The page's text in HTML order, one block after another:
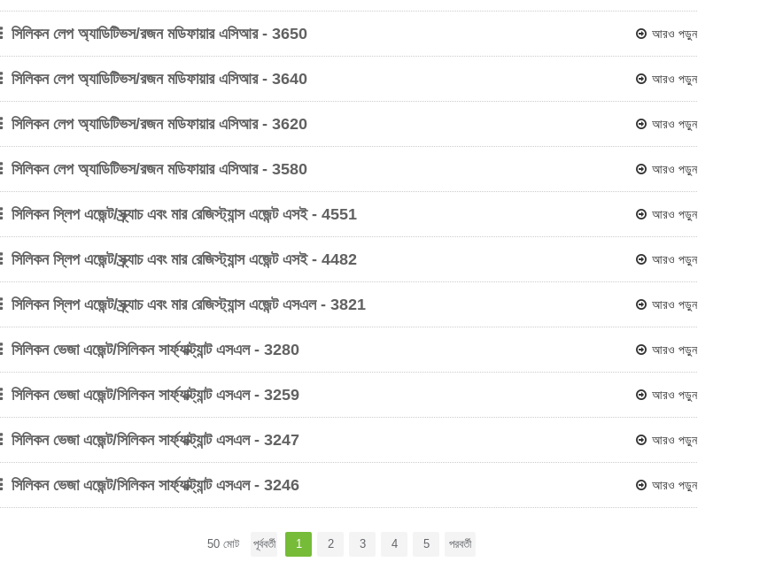
সিলিকন লেপ অ্যাডিটিভস/রজন মডিফায়ার এসিআর - 3650 আরও পড়ুন
সিলিকন লেপ অ্যাডিটিভস/রজন মডিফায়ার এসিআর - 3640 আরও পড়ুন
সিলিকন লেপ অ্যাডিটিভস/রজন মডিফায়ার এসিআর - 3620 আরও পড়ুন
সিলিকন লেপ অ্যাডিটিভস/রজন মডিফায়ার এসিআর - 3580 আরও পড়ুন
সিলিকন স্লিপ এজেন্ট/স্ক্র্যাচ এবং মার রেজিস্ট্যান্স এজেন্ট এসই - 4551 আরও পড়ুন
সিলিকন স্লিপ এজেন্ট/স্ক্র্যাচ এবং মার রেজিস্ট্যান্স এজেন্ট এসই - 4482 আরও পড়ুন
সিলিকন স্লিপ এজেন্ট/স্ক্র্যাচ এবং মার রেজিস্ট্যান্স এজেন্ট এসএল - 3821 আরও পড়ুন
সিলিকন ভেজা এজেন্ট/সিলিকন সার্ফ্যাক্ট্যান্ট এসএল - 3280 আরও পড়ুন
সিলিকন ভেজা এজেন্ট/সিলিকন সার্ফ্যাক্ট্যান্ট এসএল - 3259 আরও পড়ুন
সিলিকন ভেজা এজেন্ট/সিলিকন সার্ফ্যাক্ট্যান্ট এসএল - 3247 আরও পড়ুন
সিলিকন ভেজা এজেন্ট/সিলিকন সার্ফ্যাক্ট্যান্ট এসএল - 3246 আরও পড়ুন
50 মোট পূর্ববর্তী 1 2 3 4 5 পরবর্তী